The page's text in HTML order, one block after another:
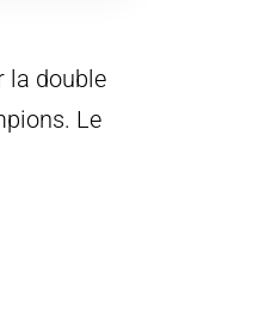
la double
Le